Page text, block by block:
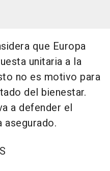
que Europa
unitaria a la
no es motivo para
del bienestar.
a defender el
asegurado.